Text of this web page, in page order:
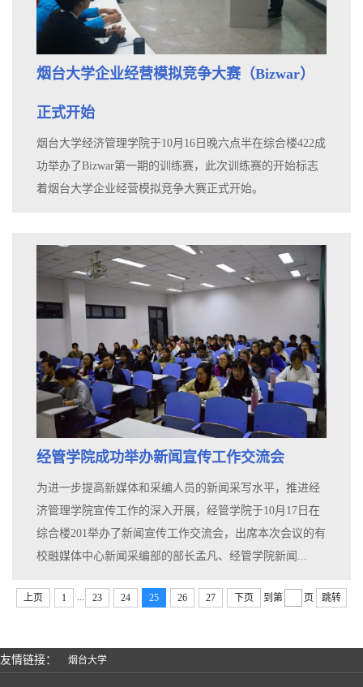
烟台大学企业经营模拟竞争大赛（Bizwar）
正式开始
烟台大学经济管理学院于10月16日晚六点半在综合楼422成
功举办了Bizwar第一期的训练赛，此次训练赛的开始标志
着烟台大学企业经营模拟竞争大赛正式开始。
经管学院成功举办新闻宣传工作交流会
为进一步提高新媒体和采编人员的新闻采写水平，推进经
济管理学院宣传工作的深入开展，经管学院于10月17日在
综合楼201举办了新闻宣传工作交流会，出席本次会议的有
校融媒体中心新闻采编部的部长孟凡、经管学院新闻...
上页 1 23 24 25 26 27 下页 到第 页 跳转
友情链接： 烟台大学